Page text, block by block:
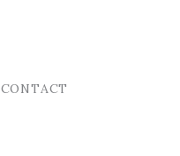
CONTACT